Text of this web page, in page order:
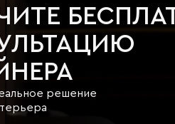
решение